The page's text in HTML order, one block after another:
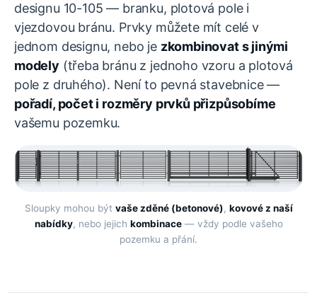
designu 10-105 — branku, plotová pole i
vjezdovou bránu. Prvky můžete mít celé v
jednom designu, nebo je zkombinovat s jinými
modely (třeba bránu z jednoho vzoru a plotová
pole z druhého). Není to pevná stavebnice —
pořadí, počet i rozměry prvků přizpůsobíme
vašemu pozemku.
Sloupky mohou být vaše zděné (betonové), kovové z naší
nabídky, nebo jejich kombinace— vždy podle vašeho
pozemku a přání.